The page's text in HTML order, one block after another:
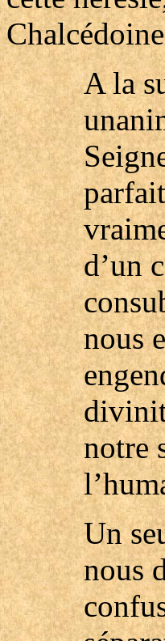
A la
d’un
nous
notre
Un
nous